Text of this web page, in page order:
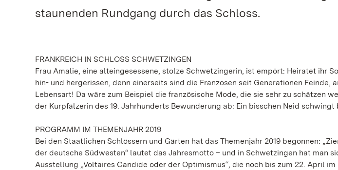
staunenden Rundgang durch das Schloss.
FRANKREICH IN SCHLOSS SCHWETZINGEN
Frau Amalie, eine alteingesessene, stolze Schwetzingerin, ist empört: Heiratet ihr
hin- und hergerissen, denn einerseits sind die Franzosen seit Generationen Feinde,
Lebensart! Da wäre zum Beispiel die französische Mode, die sie sehr zu schätzen
der Kurpfälzerin des 19. Jahrhunderts Bewunderung ab: Ein bisschen Neid
PROGRAMM IM THEMENJAHR 2019
Bei den Staatlichen Schlössern und Gärten hat das Themenjahr 2019 begonnen:
der deutsche Südwesten“ lautet das Jahresmotto – und in Schwetzingen hat man
Ausstellung „Voltaires Candide oder der Optimismus“, die noch bis zum 22. April